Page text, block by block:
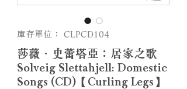
庫存單位： CLPCD104
莎薇．史蕾塔亞：居家之歌
Solveig Slettahjell: Domestic
Songs (CD)【Curling Legs】